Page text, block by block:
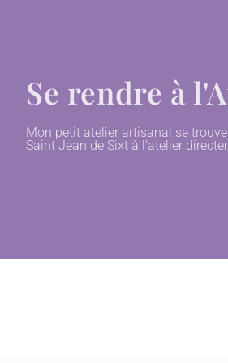
Se rendre à
Mon petit atelier artisanal se
Saint Jean de Sixt à l’atelier